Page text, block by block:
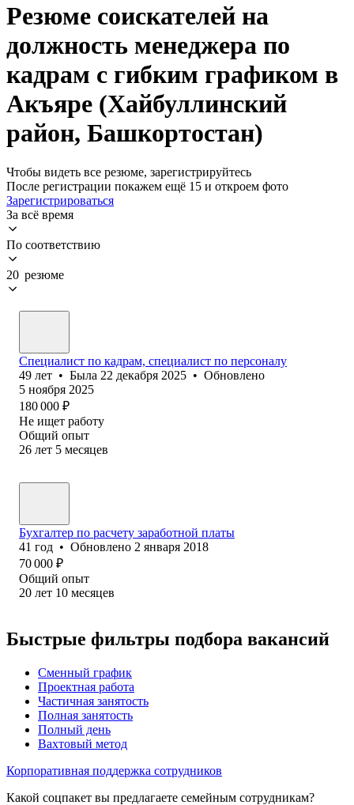
Резюме соискателей на
должность менеджера по
кадрам с гибким графиком в
Акъяре (Хайбуллинский
район, Башкортостан)
Чтобы видеть все резюме, зарегистрируйтесь
После регистрации покажем ещё 15 и откроем фото
Зарегистрироваться
За всё время
По соответствию
20 резюме
Специалист по кадрам, специалист по персоналу
49 лет • Была 22 декабря 2025 • Обновлено
5 ноября 2025
180 000 ₽
Не ищет работу
Общий опыт
26 лет 5 месяцев
Бухгалтер по расчету заработной платы
41 год • Обновлено 2 января 2018
70 000 ₽
Общий опыт
20 лет 10 месяцев
Быстрые фильтры подбора вакансий
Сменный график
Проектная работа
Частичная занятость
Полная занятость
Полный день
Вахтовый метод
Корпоративная поддержка сотрудников
Какой соцпакет вы предлагаете семейным сотрудникам?